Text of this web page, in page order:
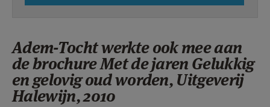
Adem-Tocht werkte ook mee aan
de brochure Met de jaren Gelukkig
en gelovig oud worden, Uitgeverij
Halewijn, 2010